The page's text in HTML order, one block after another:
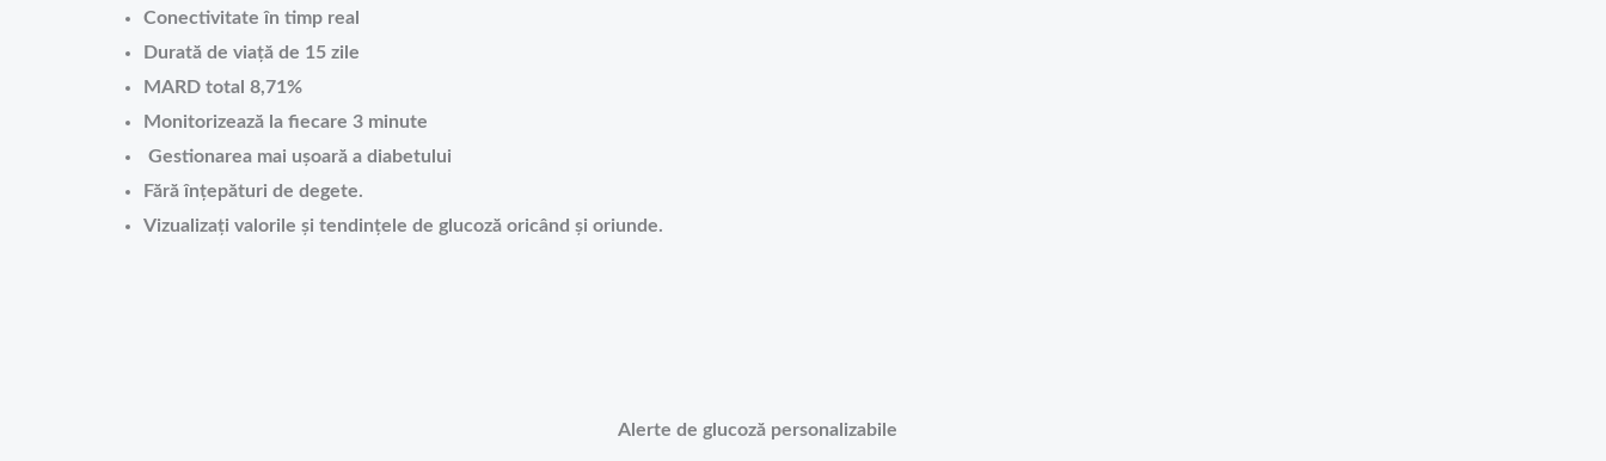
Conectivitate în timp real
Durată de viață de 15 zile
MARD total 8,71%
Monitorizează la fiecare 3 minute
Gestionarea mai ușoară a diabetului
Fără înțepături de degete.
Vizualizați valorile și tendințele de glucoză oricând și oriunde.
Alerte de glucoză personalizabile